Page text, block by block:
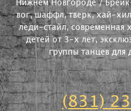
Нижнем Новгороде /
вог, шаффл, тверк, хай-
леди-стайл, современная
детей от 3-х лет,
группы танцев для
(831)